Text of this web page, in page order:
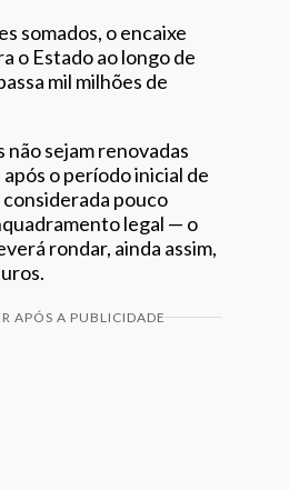
somados, o encaixe
o Estado ao longo de
mil milhões de
não sejam renovadas
o período inicial de
pouco
legal — o
rondar, ainda assim,
APÓS A PUBLICIDADE